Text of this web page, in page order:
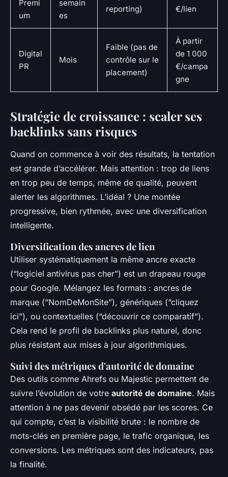
Premi
um
semain
es
reporting)
€/lien
Digital
PR
Mois
Faible (pas de
contrôle sur le
placement)
À partir
de 1 000
€/campa
gne
Stratégie de croissance : scaler ses
backlinks sans risques
Quand on commence à voir des résultats, la tentation
est grande d’accélérer. Mais attention : trop de liens
en trop peu de temps, même de qualité, peuvent
alerter les algorithmes. L’idéal ? Une montée
progressive, bien rythmée, avec une diversification
intelligente.
Diversification des ancres de lien
Utiliser systématiquement la même ancre exacte
(“logiciel antivirus pas cher”) est un drapeau rouge
pour Google. Mélangez les formats : ancres de
marque (“NomDeMonSite”), génériques (“cliquez
ici”), ou contextuelles (“découvrir ce comparatif”).
Cela rend le profil de backlinks plus naturel, donc
plus résistant aux mises à jour algorithmiques.
Suivi des métriques d'autorité de domaine
Des outils comme Ahrefs ou Majestic permettent de
suivre l’évolution de votre autorité de domaine. Mais
attention à ne pas devenir obsédé par les scores. Ce
qui compte, c’est la visibilité brute : le nombre de
mots-clés en première page, le trafic organique, les
conversions. Les métriques sont des indicateurs, pas
la finalité.